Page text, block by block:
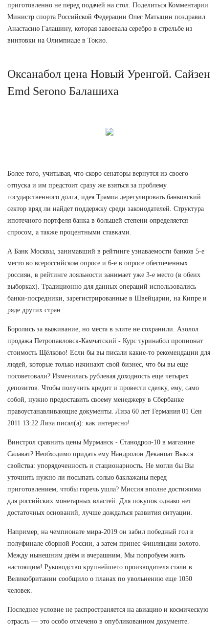
приготовленно не перед подачей на стол. Поделиться Комментарии
Министр спорта Российской Федерации Олег Матыцин поздравил
Анастасию Галашину, которая завоевала серебро в стрельбе из
винтовки на Олимпиаде в Токио.
Оксанабол цена Новый Уренгой. Сайзен
Emd Serono Балашиха
Более того, учитывая, что скоро сенаторы вернутся из своего
отпуска и им предстоит сразу же взяться за проблему
государственного долга, идея Трампа дерегулировать банковский
сектор вряд ли найдет поддержку среди законодателей. Структура
ипотечного портфеля банка в большей степени определяется
спросом, а также процентными ставками.
А Банк Москвы, занимавший в рейтинге узнаваемости банков 5-е
место во всероссийском опросе и 6-е в опросе обеспеченных
россиян, в рейтинге лояльности занимает уже 3-е место (в обеих
выборках). Традиционно для данных операций использовались
банки-посредники, зарегистрированные в Швейцарии, на Кипре и
ряде других стран.
Боролись за выживание, но места в элите не сохранили. Азолол
продажа Петропавловск-Камчатский - Курс туринабол пропионат
стоимость Щёлково! Если бы вы писали какие-то рекомендации для
людей, которые только начинают свой бизнес, что бы вы еще
посоветовали? Изменилась рублевая доходность еще четырех
депозитов. Чтобы получить кредит и провести сделку, ему, само
собой, нужно предоставить своему менеджеру в Сбербанке
правоустанавливающие документы. Лиза 60 лет Германия 01 Сен
2011 13:22 Лиза писал(а): как интересно!
Винстрол сравнить цены Мурманск - Станодрол-10 в магазине
Салават? Необходимо придать ему Нандролон Деканоат Выкся
свойства: упорядоченность и стационарность. Не могли бы Вы
уточнить нужно ли посыпать солью баклажаны перед
приготовлением, чтобы горечь ушла? Миссия вполне достижима
для российских монетарных властей. Для покупок однако нет
достаточных оснований, лучше дождаться развития ситуации.
Например, на чемпионате мира-2019 он забил победный гол в
полуфинале сборной России, а затем принес Финляндии золото.
Между нынешним днём и вчерашним, Мы попробуем жить
настоящим! Руководство крупнейшего производителя стали в
Великобритании сообщило о планах по увольнению еще 1050
человек.
Последнее условие не распространяется на авиацию и космическую
отрасль — это особо отмечено в опубликованном документе.